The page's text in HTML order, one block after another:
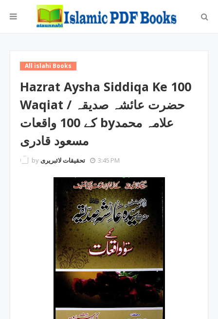
All islahi Books
Hazrat Aysha Siddiqa Ke 100
Waqiat / حضرت عائشہ صدیقہ
کے 100 واقعات byعلامہ محمد
مسعود قادری
by تحقیقات لائبریری 3:45 PM